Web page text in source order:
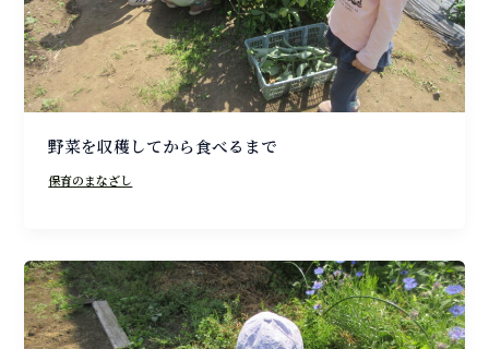
野菜を収穫してから食べるまで
保育のまなざし